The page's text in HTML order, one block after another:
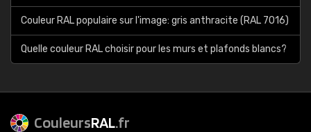
Couleur RAL populaire sur l'image: gris anthracite (RAL 7016)
Quelle couleur RAL choisir pour les murs et plafonds blancs?
CouleursRAL.fr